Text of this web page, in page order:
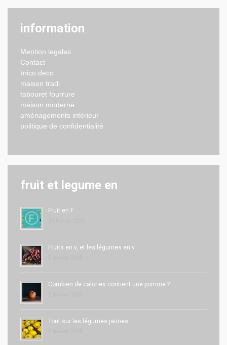
information
Mention legales
Contact
brico deco
maison tradi
tabouret fourrure
maison moderne
aménagements intérieur
politique de confidentialité
fruit et legume en
Fruit en F
Fruits en v, et les légumes en v
Combien de calories contient une pomme ?
Tout sur les légumes jaunes